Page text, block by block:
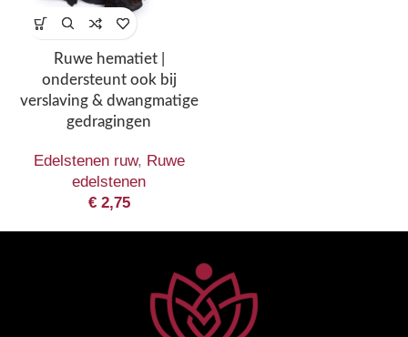
Ruwe hematiet |
ondersteunt ook bij
verslaving & dwangmatige
gedragingen
Edelstenen ruw, Ruwe
edelstenen
€2,75